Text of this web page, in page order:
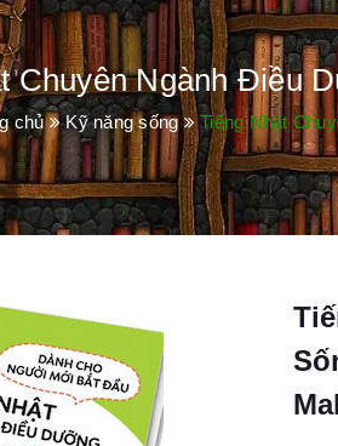
Chuyên Ngành Điều
chủ Kỹ năng sống Tiếng Nhật